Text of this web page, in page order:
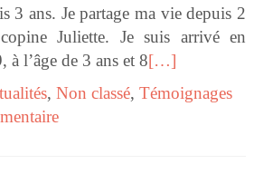
3 ans. Je partage ma vie depuis 2
Juliette. Je suis arrivé en
à l’âge de 3 ans et 8[…]
, Non classé, Témoignages